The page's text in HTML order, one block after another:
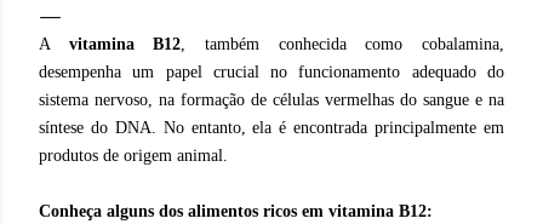
A vitamina B12, também conhecida como cobalamina,
desempenha um papel crucial no funcionamento adequado do
sistema nervoso, na formação de células vermelhas do sangue e na
síntese do DNA. No entanto, ela é encontrada principalmente em
produtos de origem animal.
Conheça alguns dos alimentos ricos em vitamina B12: